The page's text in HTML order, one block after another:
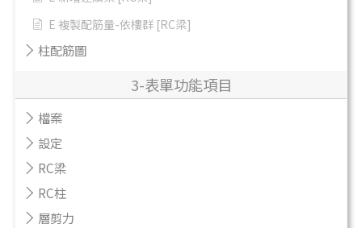
E 複製配筋量-依樓群 [RC梁]
柱配筋圖
3-表單功能項目
檔案
設定
RC梁
RC柱
層剪力